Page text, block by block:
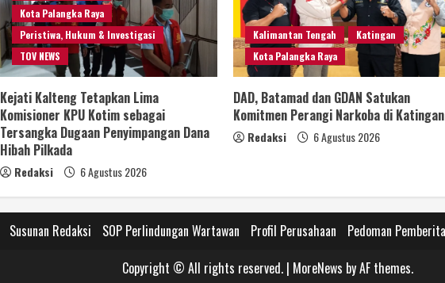
Kota Palangka Raya
Peristiwa, Hukum & Investigasi
TOV NEWS
Kejati Kalteng Tetapkan Lima
Komisioner KPU Kotim sebagai
Tersangka Dugaan Penyimpangan Dana
Hibah Pilkada
Redaksi 6 Agustus 2026
Kalimantan Tengah
Katingan
Kota Palangka Raya
DAD, Batamad dan GDAN Satukan
Komitmen Perangi Narkoba di Katingan
Redaksi 6 Agustus 2026
Susunan Redaksi SOP Perlindungan Wartawan Profil Perusahaan
Pedoman
Copyright © All rights reserved. | MoreNews by AF themes.